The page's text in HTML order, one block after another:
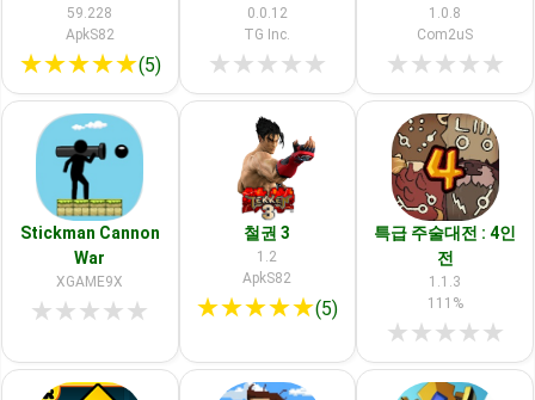
59.228
ApkS82
★★★★★(5)
0.0.12
TG Inc.
★★★★★
1.0.8
Com2uS
★★★★★
Stickman Cannon
War
XGAME9X
★★★★★
철권 3
1.2
ApkS82
★★★★★(5)
특급 주술대전 : 4인
전
1.1.3
111%
★★★★★